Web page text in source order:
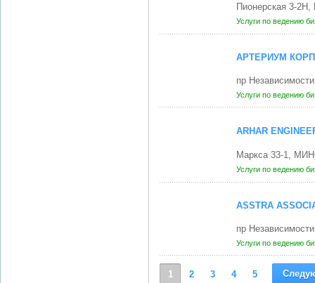
Пионерская 3-
Услуги по ведению
АРТЕРИУМ
пр
Услуги по ведению
ARHAR
Маркса 33-1,
Услуги по ведению
ASSTRA
пр
Услуги по ведению
1 2 3 4 5